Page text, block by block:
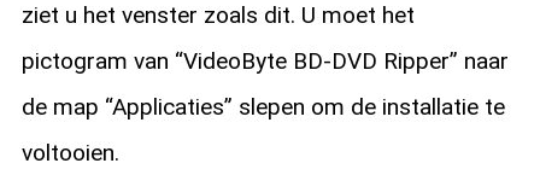
ziet u het venster zoals dit. U moet het
pictogram van “VideoByte BD-DVD Ripper” naar
de map “Applicaties” slepen om de installatie te
voltooien.